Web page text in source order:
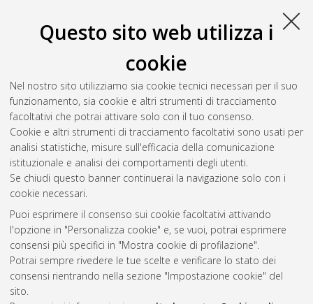
Questo sito web utilizza i
cookie
Nel nostro sito utilizziamo sia cookie tecnici necessari per il suo
funzionamento, sia cookie e altri strumenti di tracciamento
facoltativi che potrai attivare solo con il tuo consenso.
Cookie e altri strumenti di tracciamento facoltativi sono usati per
analisi statistiche, misure sull'efficacia della comunicazione
istituzionale e analisi dei comportamenti degli utenti.
Se chiudi questo banner continuerai la navigazione solo con i
cookie necessari.
Puoi esprimere il consenso sui cookie facoltativi attivando
l'opzione in "Personalizza cookie" e, se vuoi, potrai esprimere
consensi più specifici in "Mostra cookie di profilazione".
Potrai sempre rivedere le tue scelte e verificare lo stato dei
consensi rientrando nella sezione "Impostazione cookie" del
sito.
Vedi altre statistiche
Gestione del documento:
Atom
Rss
AMS Acta
ISSN: 2038-7954
re3data.org -
doi.org/10.17616/R3P19R
Servizio implementato e